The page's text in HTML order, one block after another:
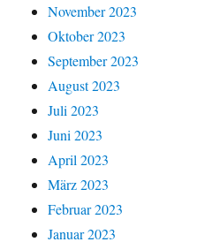
November 2023
Oktober 2023
September 2023
August 2023
Juli 2023
Juni 2023
April 2023
März 2023
Februar 2023
Januar 2023